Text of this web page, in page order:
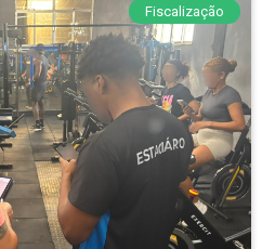
Fiscalização